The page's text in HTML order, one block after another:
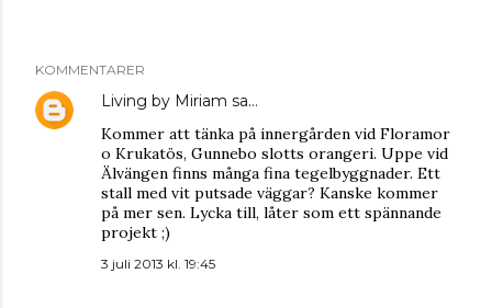
KOMMENTARER
Living by Miriam sa…
Kommer att tänka på innergården vid Floramor
o Krukatös, Gunnebo slotts orangeri. Uppe vid
Älvängen finns många fina tegelbyggnader. Ett
stall med vit putsade väggar? Kanske kommer
på mer sen. Lycka till, låter som ett spännande
projekt ;)
3 juli 2013 kl. 19:45